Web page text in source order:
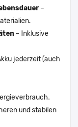
–
– Inklusive
jederzeit (auch
und stabilen